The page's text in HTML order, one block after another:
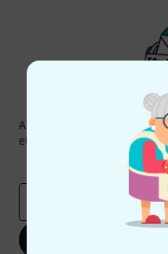
Abonniere den Thomann
etwas Glück einen von50
Inspirierende Beiträge